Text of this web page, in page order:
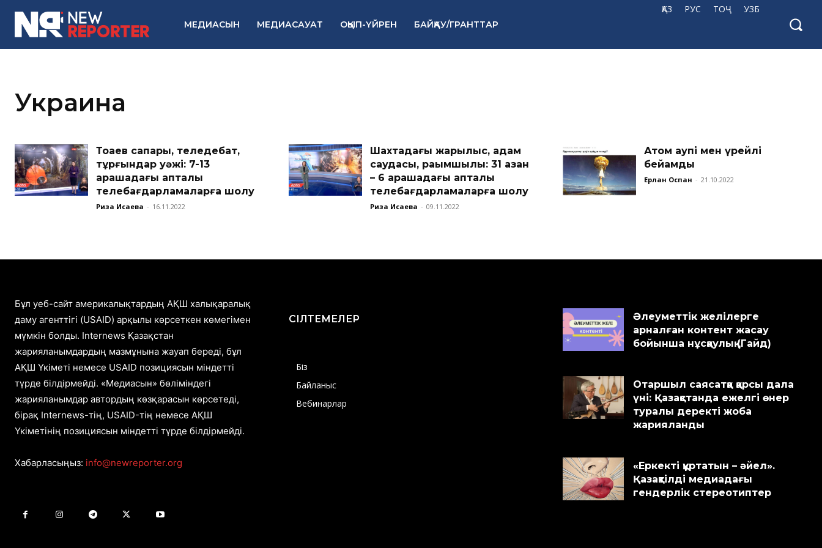
ҚАЗ РУС ТОҶ УЗБ
МЕДИАСЫН МЕДИАСАУАТ ОҚЫП-ҮЙРЕН БАЙҚАУ/ГРАНТТАР
Украина
Тоқаев сапары, теледебат,
тұрғындар уәжі: 7-13
қарашадағы апталық
телебағдарламаларға шолу
Риза Исаева - 16.11.2022
Шахтадағы жарылыс, адам
саудасы, рақымшылық: 31 қазан
– 6 қарашадағы апталық
телебағдарламаларға шолу
Риза Исаева - 09.11.2022
Атом қаупі мен үрейлі
бейқамдық
Ерлан Оспан - 21.10.2022
Бұл уеб-сайт америкалықтардың АҚШ халықаралық
даму агенттігі (USAID) арқылы көрсеткен көмегімен
мүмкін болды. Internews Қазақстан
жарияланымдардың мазмұнына жауап береді, бұл
АҚШ Үкіметі немесе USAID позициясын міндетті
түрде білдірмейді. «Медиасын» бөліміндегі
жарияланымдар автордың көзқарасын көрсетеді,
бірақ Internews-тің, USAID-тің немесе АҚШ
Үкіметінің позициясын міндетті түрде білдірмейді.
Хабарласыңыз: info@newreporter.org
СІЛТЕМЕЛЕР
Біз
Байланыс
Вебинарлар
Әлеуметтік желілерге
арналған контент жасау
бойынша нұсқаулық (Гайд)
Отаршыл саясатқа қарсы дала
үні: Қазақстанда ежелгі өнер
туралы деректі жоба
жарияланды
«Еркекті құртатын – әйел».
Қазақтілді медиадағы
гендерлік стереотиптер